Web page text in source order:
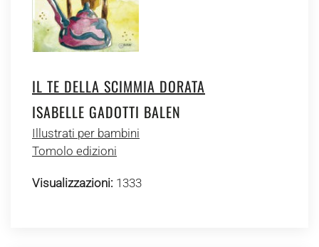
IL TE DELLA SCIMMIA DORATA
ISABELLE GADOTTI BALEN
Illustrati per bambini
Tomolo edizioni
Visualizzazioni: 1333